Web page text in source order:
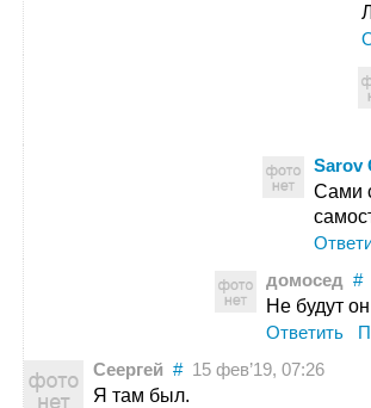
Sarov
Сами
домосед #
Не будут
Ответить
Сеергей #15 фев’19, 07:26
Я там был.